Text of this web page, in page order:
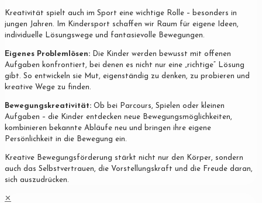
Kreativität spielt auch im Sport eine wichtige Rolle – besonders in
jungen Jahren. Im Kindersport schaffen wir Raum für eigene Ideen,
individuelle Lösungswege und fantasievolle Bewegungen.
Eigenes Problemlösen: Die Kinder werden bewusst mit offenen
Aufgaben konfrontiert, bei denen es nicht nur eine „richtige“ Lösung
gibt. So entwickeln sie Mut, eigenständig zu denken, zu probieren und
kreative Wege zu finden.
Bewegungskreativität: Ob bei Parcours, Spielen oder kleinen
Aufgaben – die Kinder entdecken neue Bewegungsmöglichkeiten,
kombinieren bekannte Abläufe neu und bringen ihre eigene
Persönlichkeit in die Bewegung ein.
Kreative Bewegungsförderung stärkt nicht nur den Körper, sondern
auch das Selbstvertrauen, die Vorstellungskraft und die Freude daran,
sich auszudrücken.
✕